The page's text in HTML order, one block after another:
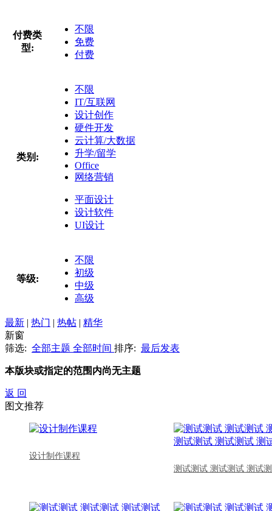
付费类
型:
不限
免费
付费
类别:
不限
IT/互联网
设计创作
硬件开发
云计算/大数据
升学/留学
Office
网络营销
平面设计
设计软件
UI设计
等级:
不限
初级
中级
高级
最新 | 热门 | 热帖 | 精华
新窗
筛选: 全部主题 全部时间 排序: 最后发表
本版块或指定的范围内尚无主题
返 回
图文推荐
设计制作课程
测试测试 测试测试 测试